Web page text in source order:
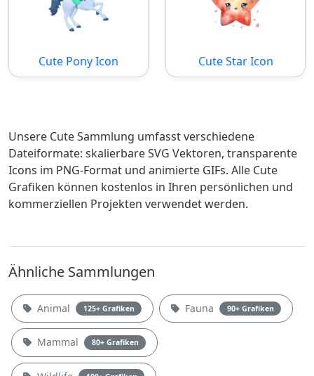
Cute Pony Icon Cute Star Icon
Unsere Cute Sammlung umfasst verschiedene
Dateiformate: skalierbare SVG Vektoren, transparente
Icons im PNG-Format und animierte GIFs. Alle Cute
Grafiken können kostenlos in Ihren persönlichen und
kommerziellen Projekten verwendet werden.
Ähnliche Sammlungen
Animal 125+ Grafiken Fauna 90+ Grafiken
Mammal 80+ Grafiken